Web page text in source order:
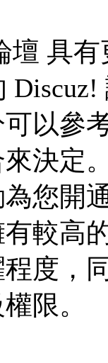
壇 具
以參
決定
您開
較高
度，
限。